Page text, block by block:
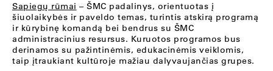
Sapiegų rūmai – ŠMC padalinys, orientuotas į
šiuolaikybės ir paveldo temas, turintis atskirą programą
ir kūrybinę komandą bei bendrus su ŠMC
administracinius resursus. Kuruotos programos bus
derinamos su pažintinėmis, edukacinėmis veiklomis,
taip įtraukiant kultūroje mažiau dalyvaujančias grupes.